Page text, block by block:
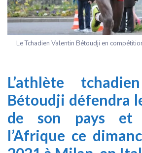
Le Tchadien Valentin Bétoudji en
L’athlète
Bétoudji défendra
de son pays et
l’Afrique ce